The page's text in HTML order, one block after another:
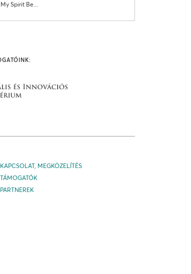
Spirit Be...
KAPCSOLAT, MEGKÖZELÍTÉS
TÁMOGATÓK
PARTNEREK